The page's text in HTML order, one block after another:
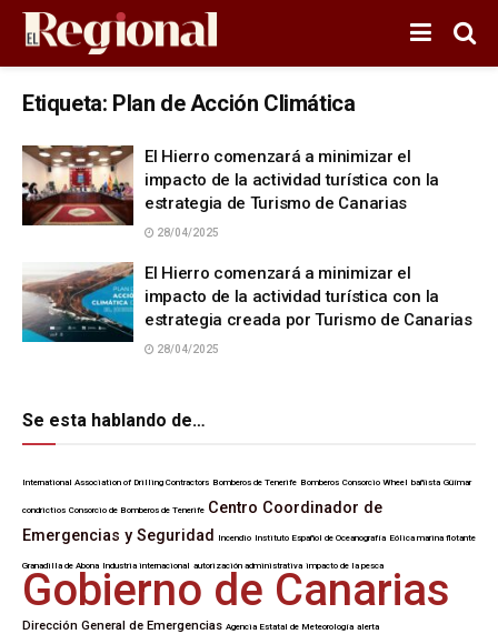
Etiqueta: Plan de Acción Climática
El Hierro comenzará a minimizar el
impacto de la actividad turística con la
estrategia de Turismo de Canarias
28/04/2025
El Hierro comenzará a minimizar el
impacto de la actividad turística con la
estrategia creada por Turismo de Canarias
28/04/2025
Se esta hablando de…
International Association of Drilling Contractors Bomberos de Tenerife Bomberos Consorcio Wheel bañista Güímar
condrictios Consorcio de Bomberos de Tenerife Centro Coordinador de
Emergencias y Seguridad
Incendio Instituto Español de Oceanografía Eólica marina flotante
Granadilla de Abona Industria internacional autorización administrativa impacto de la pesca
Gobierno de Canarias
Dirección General de Emergencias Agencia Estatal de Meteorología alerta